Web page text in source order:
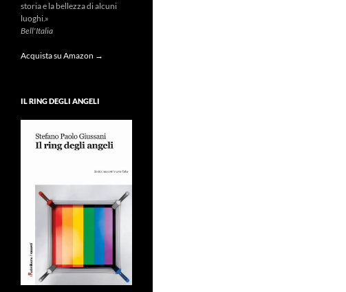
storia e la bellezza di alcuni
luoghi.»
Bell'Italia
Acquista su Amazon →
IL RING DEGLI ANGELI